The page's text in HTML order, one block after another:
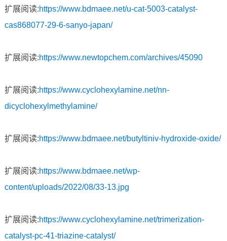
扩展阅读:https://www.bdmaee.net/u-cat-5003-catalyst-
cas868077-29-6-sanyo-japan/
扩展阅读:https://www.newtopchem.com/archives/45090
扩展阅读:https://www.cyclohexylamine.net/nn-
dicyclohexylmethylamine/
扩展阅读:https://www.bdmaee.net/butyltiniv-hydroxide-oxide/
扩展阅读:https://www.bdmaee.net/wp-
content/uploads/2022/08/33-13.jpg
扩展阅读:https://www.cyclohexylamine.net/trimerization-
catalyst-pc-41-triazine-catalyst/